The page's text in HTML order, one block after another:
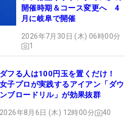
開催時期＆コース変更へ 4
月に岐阜で開催
2026年7月30日 (木) 06時00分
1
ダフる人は100円玉を置くだけ！
女子プロが実践するアイアン「ダウ
ンブロードリル」が効果抜群
2026年8月6日 (木) 12時00分 40